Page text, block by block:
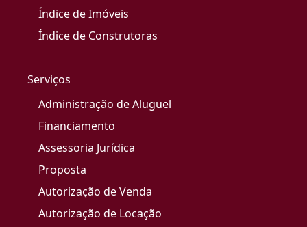
Índice de Imóveis
Índice de Construtoras
Serviços
Administração de Aluguel
Financiamento
Assessoria Jurídica
Proposta
Autorização de Venda
Autorização de Locação